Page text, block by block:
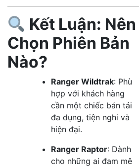
Kết Luận: Nên
Chọn Phiên Bản
Nào?
Ranger Wildtrak: Phù
hợp với khách hàng
cần một chiếc bán tải
đa dụng, tiện nghi và
hiện đại.
Ranger Raptor: Dành
cho những ai đam mê